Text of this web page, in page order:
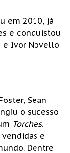
em 2010, já
e conquistou
e Ivor Novello
Sean
o sucesso
Torches.
e
Dentre